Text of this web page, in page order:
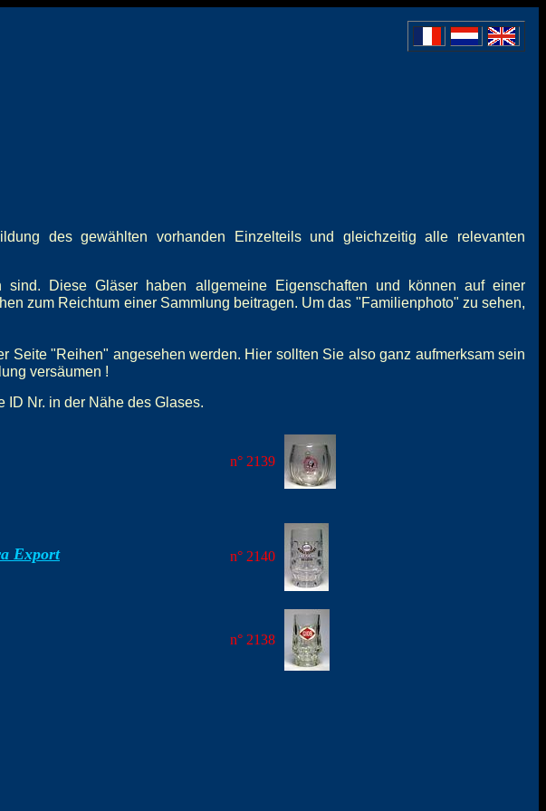
des gewählten vorhanden Einzelteils und gleichzeitig alle relevanten
sind. Diese Gläser haben allgemeine Eigenschaften und können auf einer
zum Reichtum einer Sammlung beitragen. Um das "Familienphoto" zu sehen,
Seite "Reihen" angesehen werden. Hier sollten Sie also ganz aufmerksam sein
versäumen !
ID Nr. in der Nähe des Glases.
n° 2139
Export n° 2140
n° 2138